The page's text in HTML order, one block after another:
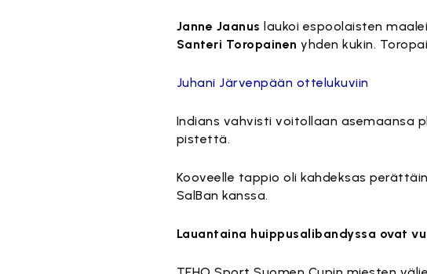
Janne Jaanus laukoi espoolaisten
Santeri Toropainen yhden kukin.
Juhani Järvenpään ottelukuviin
Indians vahvisti voitollaan asemaansa
pistettä.
Kooveelle tappio oli kahdeksas
SalBan kanssa.
Lauantaina huippusalibandyssa ovat